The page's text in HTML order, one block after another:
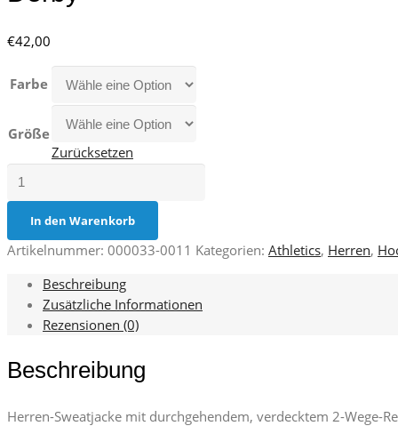
€42,00
Farbe
Größe
Zurücksetzen
Derby
In den Warenkorb
Artikelnummer: 000033-0011 Kategorien: Athletics, Herren,
Beschreibung
Zusätzliche Informationen
Rezensionen (0)
Beschreibung
Herren-Sweatjacke mit durchgehendem, verdecktem 2-Wege-